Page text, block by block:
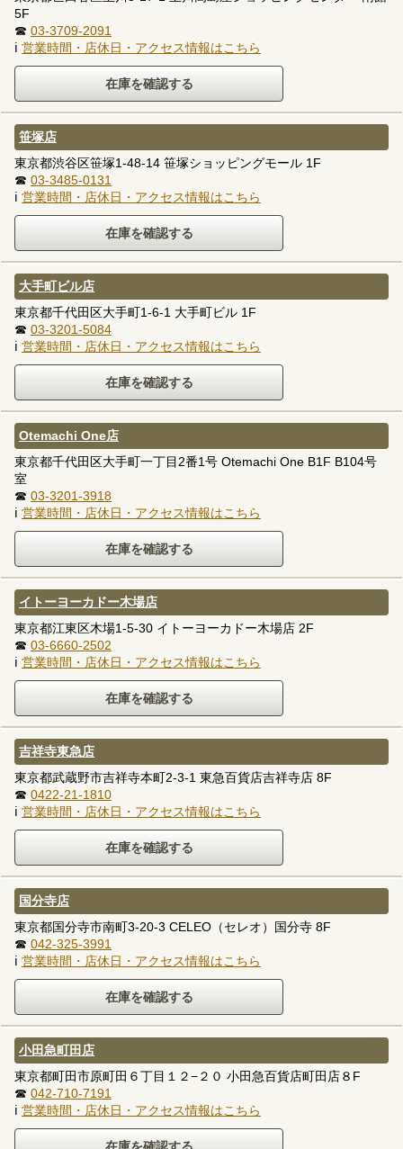
5F
☎ 03-3709-2091
ℹ 営業時間・店休日・アクセス情報はこちら
笹塚店
東京都渋谷区笹塚1-48-14 笹塚ショッピングモール 1F
☎ 03-3485-0131
ℹ 営業時間・店休日・アクセス情報はこちら
大手町ビル店
東京都千代田区大手町1-6-1 大手町ビル 1F
☎ 03-3201-5084
ℹ 営業時間・店休日・アクセス情報はこちら
Otemachi One店
東京都千代田区大手町一丁目2番1号 Otemachi One B1F B104号
室
☎ 03-3201-3918
ℹ 営業時間・店休日・アクセス情報はこちら
イトーヨーカドー木場店
東京都江東区木場1-5-30 イトーヨーカドー木場店 2F
☎ 03-6660-2502
ℹ 営業時間・店休日・アクセス情報はこちら
吉祥寺東急店
東京都武蔵野市吉祥寺本町2-3-1 東急百貨店吉祥寺店 8F
☎ 0422-21-1810
ℹ 営業時間・店休日・アクセス情報はこちら
国分寺店
東京都国分寺市南町3-20-3 CELEO（セレオ）国分寺 8F
☎ 042-325-3991
ℹ 営業時間・店休日・アクセス情報はこちら
小田急町田店
東京都町田市原町田６丁目１２−２０ 小田急百貨店町田店８F
☎ 042-710-7191
ℹ 営業時間・店休日・アクセス情報はこちら